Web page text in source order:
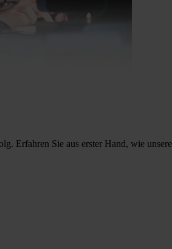
Erfahren Sie aus erster Hand, wie